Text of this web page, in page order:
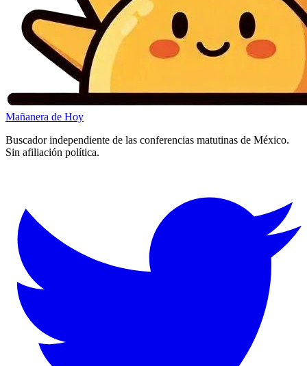
Mañanera de Hoy
Buscador independiente de las conferencias matutinas de México.
Sin afiliación política.